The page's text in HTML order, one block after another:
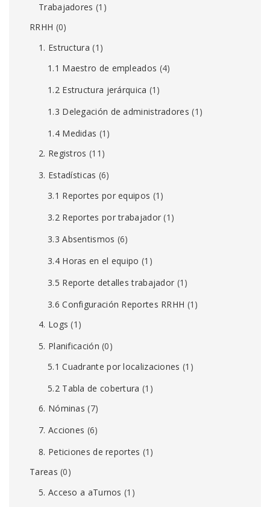
Trabajadores (1)
RRHH (0)
1. Estructura (1)
1.1 Maestro de empleados (4)
1.2 Estructura jerárquica (1)
1.3 Delegación de administradores (1)
1.4 Medidas (1)
2. Registros (11)
3. Estadísticas (6)
3.1 Reportes por equipos (1)
3.2 Reportes por trabajador (1)
3.3 Absentismos (6)
3.4 Horas en el equipo (1)
3.5 Reporte detalles trabajador (1)
3.6 Configuración Reportes RRHH (1)
4. Logs (1)
5. Planificación (0)
5.1 Cuadrante por localizaciones (1)
5.2 Tabla de cobertura (1)
6. Nóminas (7)
7. Acciones (6)
8. Peticiones de reportes (1)
Tareas (0)
5. Acceso a aTurnos (1)